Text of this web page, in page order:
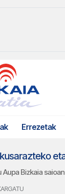
Errezetak
Bizkaia saioan